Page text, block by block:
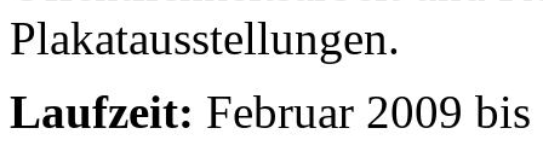
Plakatausstellungen.
Laufzeit: Februar 2009